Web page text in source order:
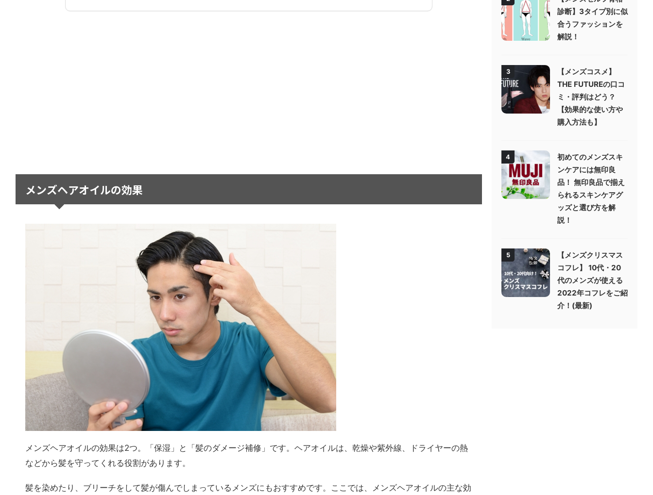
メンズヘアオイルの効果
メンズヘアオイルの効果は2つ。「保湿」と「髪のダメージ補修」です。ヘアオイルは、乾燥や紫外線、ドライヤーの熱
などから髪を守ってくれる役割があります。
髪を染めたり、ブリーチをして髪が傷んでしまっているメンズにもおすすめです。ここでは、メンズヘアオイルの主な効
診断】3タイプ別に似
合うファッションを
解説！
3
【メンズコスメ】
THE FUTUREの口コ
ミ・評判はどう？
【効果的な使い方や
購入方法も】
4
初めてのメンズスキ
ンケアには無印良
品！ 無印良品で揃え
られるスキンケアグ
ッズと選び方を解
説！
5
【メンズクリスマス
コフレ】 10代・20
代のメンズが使える
2022年コフレをご紹
介！(最新)